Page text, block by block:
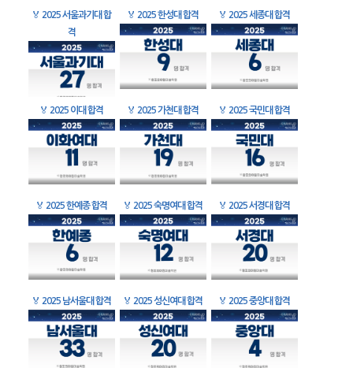
🏅 2025 서울과기대 합
격
🏅 2025 한성대 합격 🏅 2025 세종대 합격
🏅 2025 이대 합격 🏅 2025 가천대 합격 🏅 2025 국민대 합격
🏅 2025 한예종 합격 🏅 2025 숙명여대 합격 🏅 2025 서경대 합격
🏅 2025 남서울대 합격 🏅 2025 성신여대 합격 🏅 2025 중앙대 합격